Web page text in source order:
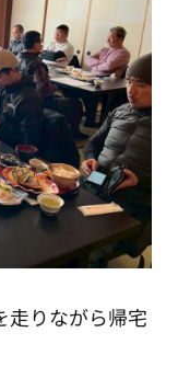
走りながら帰宅